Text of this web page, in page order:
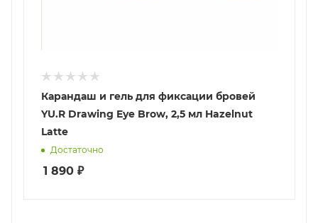
Карандаш и гель для фиксации бровей
YU.R Drawing Eye Brow, 2,5 мл Hazelnut
Latte
Достаточно
1 890 ₽